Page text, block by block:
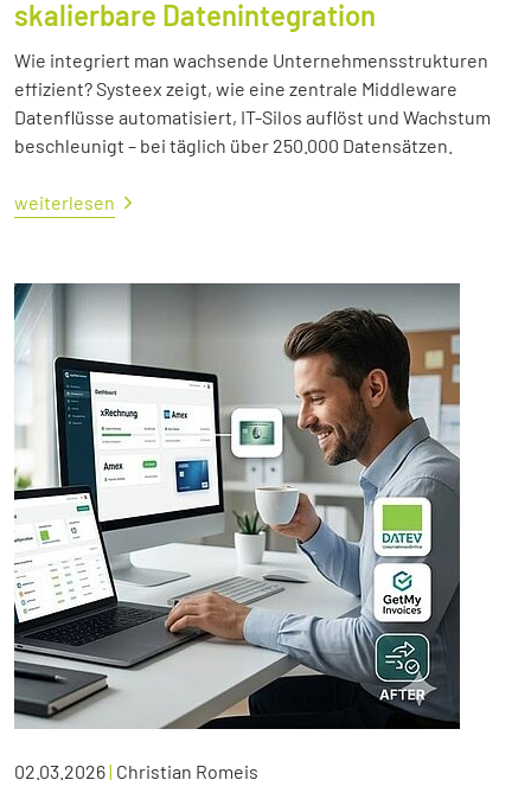
skalierbare Datenintegration
Wie integriert man wachsende Unternehmensstrukturen
effizient? Systeex zeigt, wie eine zentrale Middleware
Datenflüsse automatisiert, IT-Silos auflöst und Wachstum
beschleunigt – bei täglich über 250.000 Datensätzen.
weiterlesen
02.03.2026| Christian Romeis